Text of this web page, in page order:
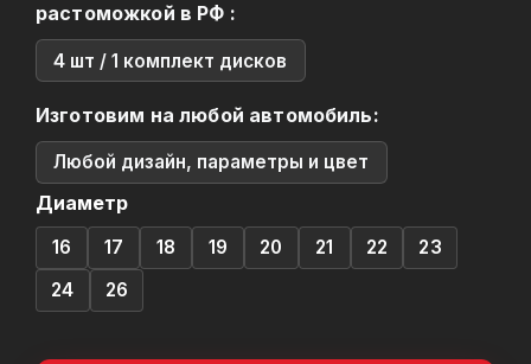
растоможкой в РФ :
4 шт / 1 комплект дисков
Изготовим на любой автомобиль:
Любой дизайн, параметры и цвет
Диаметр
16 17 18 19 20 21 22
23
24
26